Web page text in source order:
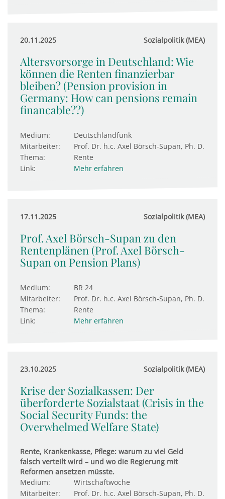
20.11.2025 Sozialpolitik (MEA)
Altersvorsorge in Deutschland: Wie
können die Renten finanzierbar
bleiben? (Pension provision in
Germany: How can pensions remain
financable??)
Medium:
Deutschlandfunk
Mitarbeiter:
Prof. Dr. h.c. Axel Börsch-Supan, Ph. D.
Thema:
Rente
Link:
Mehr erfahren
17.11.2025 Sozialpolitik (MEA)
Prof. Axel Börsch-Supan zu den
Rentenplänen (Prof. Axel Börsch-
Supan on Pension Plans)
Medium:
BR 24
Mitarbeiter:
Prof. Dr. h.c. Axel Börsch-Supan, Ph. D.
Thema:
Rente
Link:
Mehr erfahren
23.10.2025 Sozialpolitik (MEA)
Krise der Sozialkassen: Der
überforderte Sozialstaat (Crisis in the
Social Security Funds: the
Overwhelmed Welfare State)
Rente, Krankenkasse, Pflege: warum zu viel Geld
falsch verteilt wird – und wo die Regierung mit
Reformen ansetzen müsste.
Medium:
Wirtschaftwoche
Mitarbeiter:
Prof. Dr. h.c. Axel Börsch-Supan, Ph. D.